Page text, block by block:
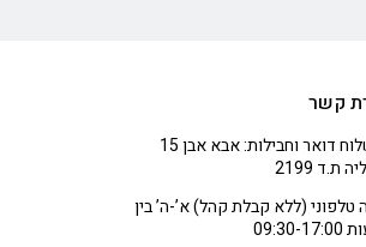
קשר
למשלוח דואר וחבילות: אבא אבן 15
ת.ד 2199
טלפוני (ללא קבלת קהל) א’-ה’ בין
17:00